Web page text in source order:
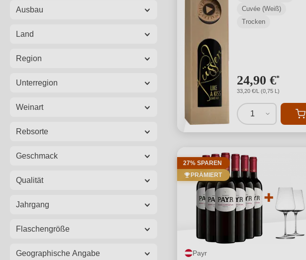
Ausbau
Land
Region
Unterregion
Weinart
Rebsorte
Geschmack
Qualität
Jahrgang
Flaschengröße
Geographische Angabe
Cuvée (Weiß)
Trocken
24,90 €*
33,20 €/L (0,75 L)
1
27% SPAREN
PRÄMIERT
Payr